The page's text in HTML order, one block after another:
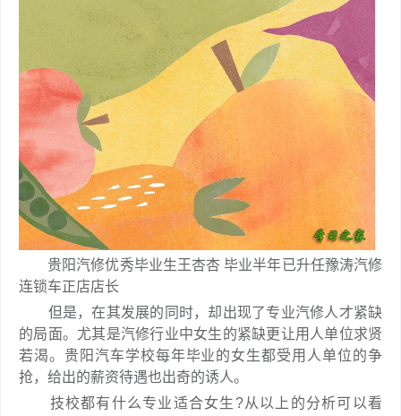
贵阳汽修优秀毕业生王杏杏 毕业半年已升任豫涛汽修
连锁车正店店长
但是，在其发展的同时，却出现了专业汽修人才紧缺
的局面。尤其是汽修行业中女生的紧缺更让用人单位求贤
若渴。贵阳汽车学校每年毕业的女生都受用人单位的争
抢，给出的薪资待遇也出奇的诱人。
技校都有什么专业适合女生?从以上的分析可以看